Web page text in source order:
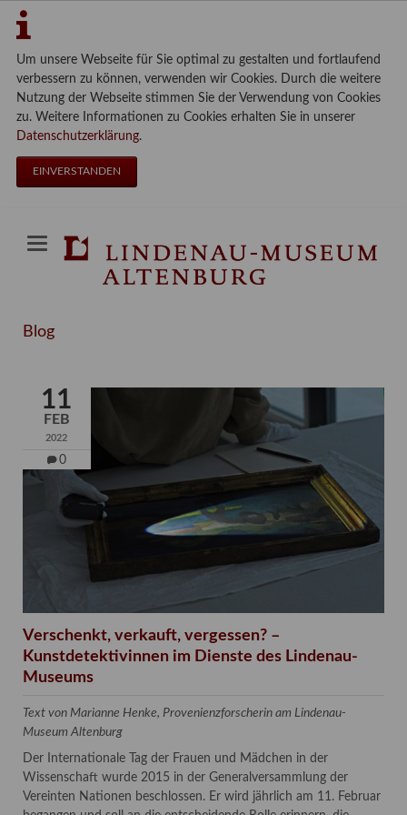
Um unsere Webseite für Sie optimal zu gestalten und fortlaufend
verbessern zu können, verwenden wir Cookies. Durch die weitere
Nutzung der Webseite stimmen Sie der Verwendung von Cookies
zu. Weitere Informationen zu Cookies erhalten Sie in unserer
Datenschutzerklärung.
EINVERSTANDEN
Blog
11
FEB
2022
0
Verschenkt, verkauft, vergessen? –
Kunstdetektivinnen im Dienste des Lindenau-
Museums
Text von Marianne Henke, Provenienzforscherin am Lindenau-
Museum Altenburg
Der Internationale Tag der Frauen und Mädchen in der
Wissenschaft wurde 2015 in der Generalversammlung der
Vereinten Nationen beschlossen. Er wird jährlich am 11. Februar